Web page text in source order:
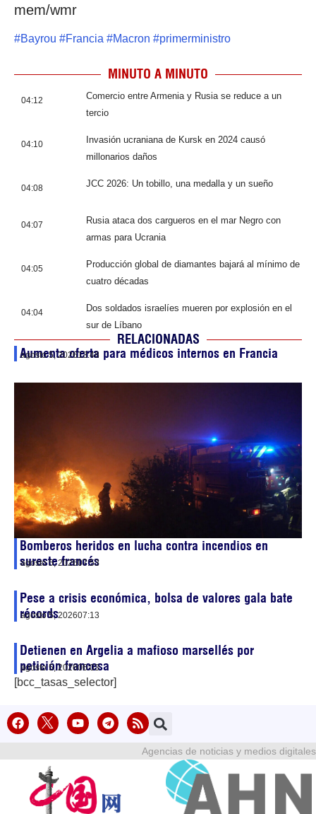
mem/wmr
#Bayrou #Francia #Macron #primerministro
MINUTO A MINUTO
04:12
Comercio entre Armenia y Rusia se reduce a un
tercio
04:10
Invasión ucraniana de Kursk en 2024 causó
millonarios daños
04:08 JCC 2026: Un tobillo, una medalla y un sueño
04:07
Rusia ataca dos cargueros en el mar Negro con
armas para Ucrania
04:05
Producción global de diamantes bajará al mínimo de
cuatro décadas
04:04
Dos soldados israelíes mueren por explosión en el
sur de Líbano
RELACIONADAS
Aumenta oferta para médicos internos en Francia
agosto 5, 202613:48
Bomberos heridos en lucha contra incendios en
sureste francés
agosto 5, 202607:53
Pese a crisis económica, bolsa de valores gala bate
récords
agosto 5, 202607:13
Detienen en Argelia a mafioso marsellés por
petición francesa
agosto 5, 202606:03
[bcc_tasas_selector]
Agencias de noticias y medios digitales